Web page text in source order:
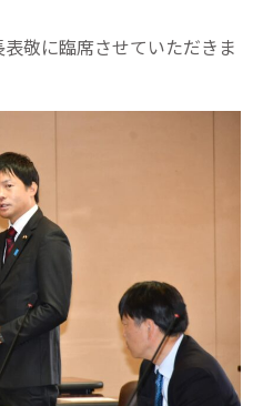
敬に臨席させていただきま